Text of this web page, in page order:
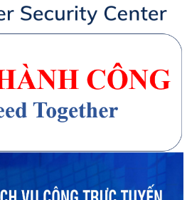
dân cư Hồng Phong đủ điều kiện đưa